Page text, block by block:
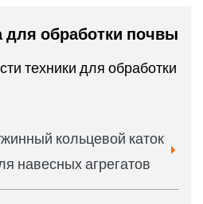
для обработки почвы
техники для обработки
кольцевой каток
навесных агрегатов